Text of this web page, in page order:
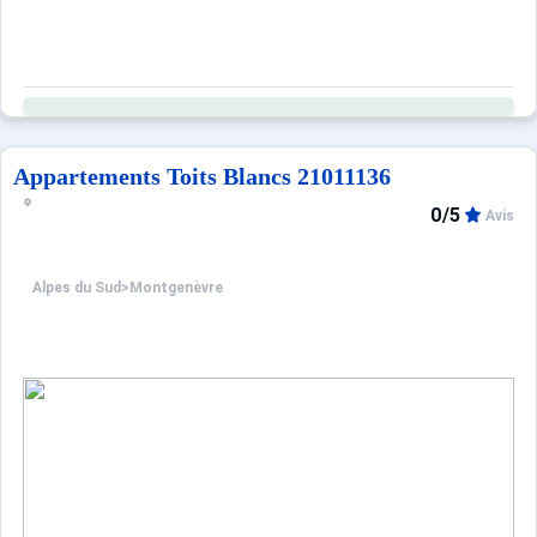
Appartements Toits Blancs 21011136
Alpes du Sud > Montgenèvre
0/5 Avis